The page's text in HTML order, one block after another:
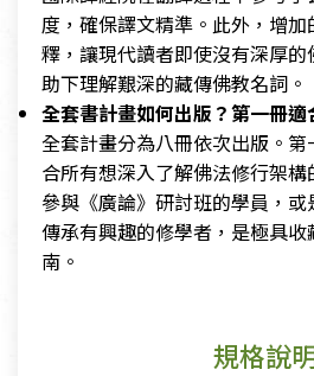
度，確保譯文精準。此外，增
釋，讓現代讀者即使沒有深厚
助下理解艱深的藏傳佛教名詞。
全套書計畫如何出版？第一冊適
全套計畫分為八冊依次出版。
合所有想深入了解佛法修行架
參與《廣論》研討班的學員，
傳承有興趣的修學者，是極具
南。
規格說